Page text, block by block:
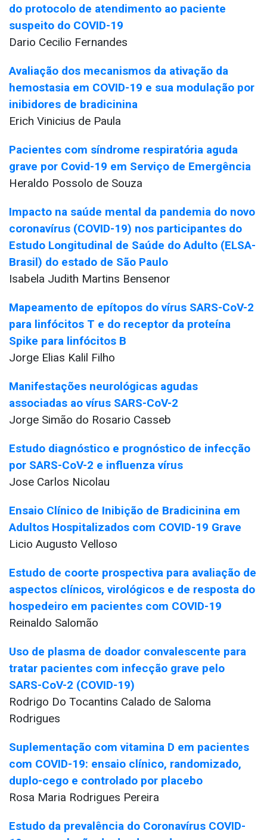
do protocolo de atendimento ao paciente
suspeito do COVID-19
Dario Cecilio Fernandes
Avaliação dos mecanismos da ativação da
hemostasia em COVID-19 e sua modulação por
inibidores de bradicinina
Erich Vinicius de Paula
Pacientes com síndrome respiratória aguda
grave por Covid-19 em Serviço de Emergência
Heraldo Possolo de Souza
Impacto na saúde mental da pandemia do novo
coronavírus (COVID-19) nos participantes do
Estudo Longitudinal de Saúde do Adulto (ELSA-
Brasil) do estado de São Paulo
Isabela Judith Martins Bensenor
Mapeamento de epítopos do vírus SARS-CoV-2
para linfócitos T e do receptor da proteína
Spike para linfócitos B
Jorge Elias Kalil Filho
Manifestações neurológicas agudas
associadas ao vírus SARS-CoV-2
Jorge Simão do Rosario Casseb
Estudo diagnóstico e prognóstico de infecção
por SARS-CoV-2 e influenza vírus
Jose Carlos Nicolau
Ensaio Clínico de Inibição de Bradicinina em
Adultos Hospitalizados com COVID-19 Grave
Licio Augusto Velloso
Estudo de coorte prospectiva para avaliação de
aspectos clínicos, virológicos e de resposta do
hospedeiro em pacientes com COVID-19
Reinaldo Salomão
Uso de plasma de doador convalescente para
tratar pacientes com infecção grave pelo
SARS-CoV-2 (COVID-19)
Rodrigo Do Tocantins Calado de Saloma
Rodrigues
Suplementação com vitamina D em pacientes
com COVID-19: ensaio clínico, randomizado,
duplo-cego e controlado por placebo
Rosa Maria Rodrigues Pereira
Estudo da prevalência do Coronavírus COVID-